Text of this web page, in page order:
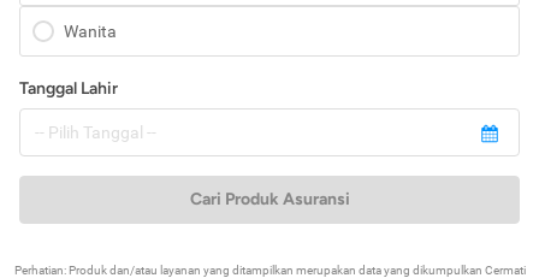
Wanita
Tanggal Lahir
Cari Produk Asuransi
Perhatian: Produk dan/atau layanan yang ditampilkan merupakan data yang dikumpulkan Cermati